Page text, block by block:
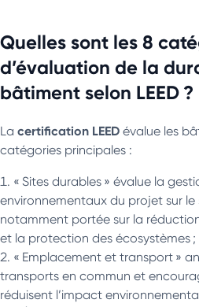
Quelles sont les 8
d’évaluation de la
bâtiment selon LEED ?
La certification LEED évalue les
catégories principales :
« Sites durables » évalue la
environnementaux du projet sur
notamment portée sur la
et la protection des écosystèmes ;
« Emplacement et transport »
transports en commun et
réduisent l’impact